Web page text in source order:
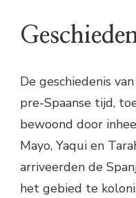
De geschiedenis
pre-Spaanse tijd,
bewoond door
Mayo, Yaqui en
arriveerden de
het gebied te